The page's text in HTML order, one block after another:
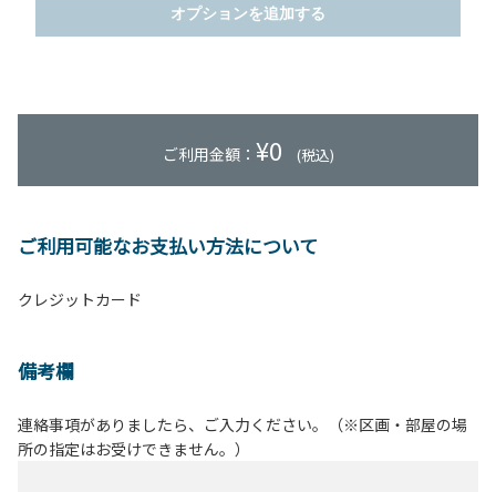
オプションを追加する
ご利用金額： ¥0 (税込)
ご利用可能なお支払い方法について
クレジットカード
備考欄
連絡事項がありましたら、ご入力ください。（※区画・部屋の場
所の指定はお受けできません。）